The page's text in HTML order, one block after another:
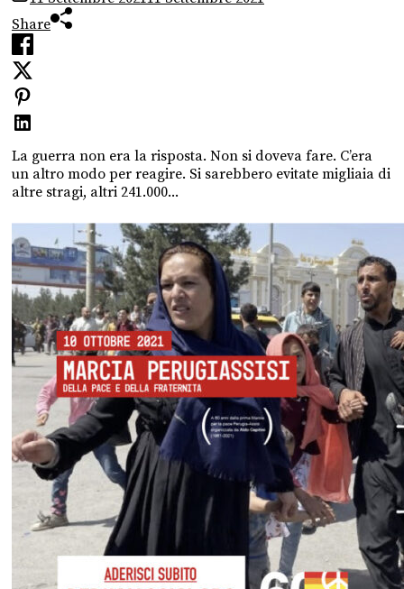
Share
La guerra non era la risposta. Non si doveva fare. C’era
un altro modo per reagire. Si sarebbero evitate migliaia di
altre stragi, altri 241.000...